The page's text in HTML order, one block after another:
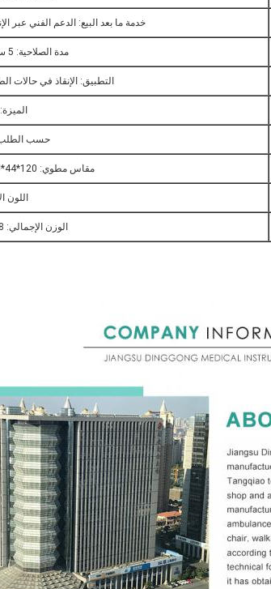
خدمة ما بعد البيع: الدعم الفني عبر
مدة الصلاحية: 5 سنوات
التطبيق: الإنقاذ في حالات
حسب
مقاس مطوي: 120*44*9 سم
اللون
الوزن الإجمالي: 8 كجم